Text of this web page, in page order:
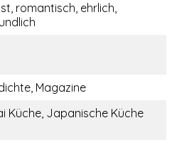
romantisch, ehrlich,
Magazine
Küche, Japanische Küche